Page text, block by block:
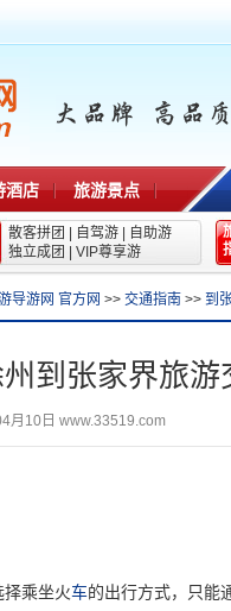
酒店 旅游景点
散客拼团 自驾游
自助游
独立成团
VIP尊享游
导游网 官方网 >> 交通指南 >> 到
到张家界旅游
月10日 www.33519.com
择乘坐火车的出行方式，只能